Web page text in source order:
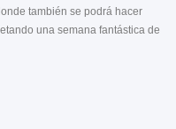
también se podrá hacer
una semana fantástica de